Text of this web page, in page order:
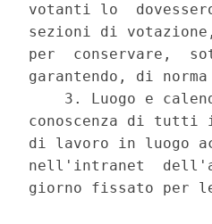
votanti lo
sezioni di
per  conservare,
garantendo, di
3. Luogo e
conoscenza di
di lavoro in luogo
nell'intranet
giorno fissato per